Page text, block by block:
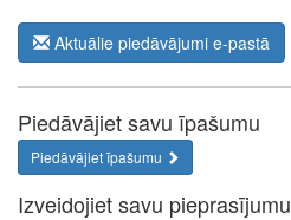
Aktuālie piedāvājumi e-pastā
Piedāvājiet savu īpašumu
Piedāvājiet īpašumu
Izveidojiet savu pieprasījumu